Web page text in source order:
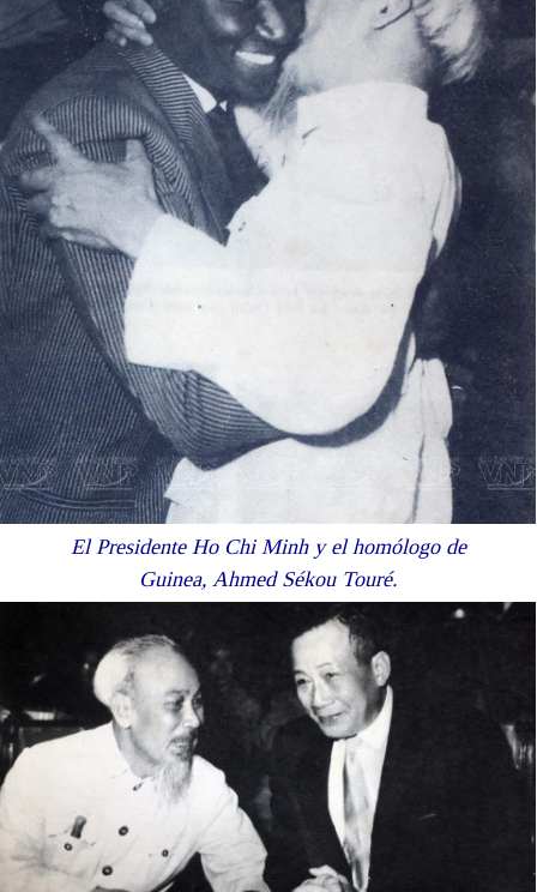
El Presidente Ho Chi Minh y el homólogo de
Guinea, Ahmed Sékou Touré.